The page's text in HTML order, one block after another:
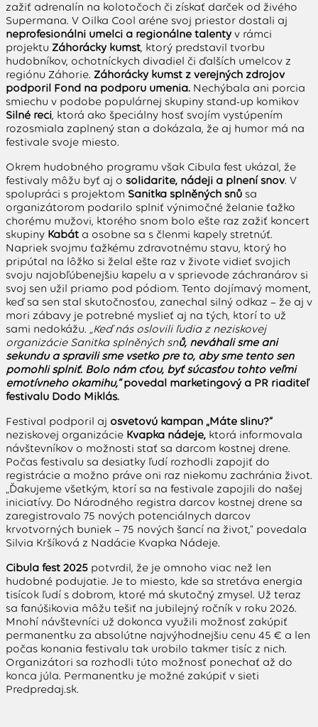
zažiť adrenalín na kolotočoch či získať darček od živého
Supermana. V Oilka Cool aréne svoj priestor dostali aj
neprofesionálni umelci a regionálne talenty v rámci
projektu Záhorácky kumšt, ktorý predstavil tvorbu
hudobníkov, ochotníckych divadiel či ďalších umelcov z
regiónu Záhorie. Záhorácky kumšt z verejných zdrojov
podporil Fond na podporu umenia. Nechýbala ani porcia
smiechu v podobe populárnej skupiny stand-up komikov
Silné reči, ktorá ako špeciálny hosť svojím vystúpením
rozosmiala zaplnený stan a dokázala, že aj humor má na
festivale svoje miesto.
Okrem hudobného programu však Cibula fest ukázal, že
festivaly môžu byť aj o solidarite, nádeji a plnení snov. V
spolupráci s projektom Sanitka splněných snů sa
organizátorom podarilo splniť výnimočné želanie ťažko
chorému mužovi, ktorého snom bolo ešte raz zažiť koncert
skupiny Kabát a osobne sa s členmi kapely stretnúť.
Napriek svojmu ťažkému zdravotnému stavu, ktorý ho
pripútal na lôžko si želal ešte raz v živote vidieť svojich
svoju najobľúbenejšiu kapelu a v sprievode záchranárov si
svoj sen užil priamo pod pódiom. Tento dojímavý moment,
keď sa sen stal skutočnosťou, zanechal silný odkaz – že aj v
mori zábavy je potrebné myslieť aj na tých, ktorí to už
sami nedokážu. „Keď nás oslovili ľudia z neziskovej
organizácie Sanitka splněných snů, neváhali sme ani
sekundu a spravili sme všetko pre to, aby sme tento sen
pomohli splniť. Bolo nám cťou, byť súčasťou tohto veľmi
emotívneho okamihu,“povedal marketingový a PR riaditeľ
festivalu Dodo Mikláš.
Festival podporil aj osvetovú kampaň „Máte slinu?“
neziskovej organizácie Kvapka nádeje, ktorá informovala
návštevníkov o možnosti stať sa darcom kostnej drene.
Počas festivalu sa desiatky ľudí rozhodli zapojiť do
registrácie a možno práve oni raz niekomu zachránia život.
„Ďakujeme všetkým, ktorí sa na festivale zapojili do našej
iniciatívy. Do Národného registra darcov kostnej drene sa
zaregistrovalo 75 nových potenciálnych darcov
krvotvorných buniek – 75 nových šancí na život,“ povedala
Silvia Kršíková z Nadácie Kvapka Nádeje.
Cibula fest 2025 potvrdil, že je omnoho viac než len
hudobné podujatie. Je to miesto, kde sa stretáva energia
tisícok ľudí s dobrom, ktoré má skutočný zmysel. Už teraz
sa fanúšikovia môžu tešiť na jubilejný ročník v roku 2026.
Mnohí návštevníci už dokonca využili možnosť zakúpiť
permanentku za absolútne najvýhodnejšiu cenu 45 € a len
počas konania festivalu tak urobilo takmer tisíc z nich.
Organizátori sa rozhodli túto možnosť ponechať až do
konca júla. Permanentku je možné zakúpiť v sieti
Predpredaj.sk.